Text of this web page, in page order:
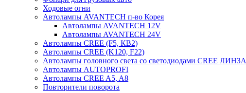
Ходовые огни
Автолампы AVANTECH п-во Корея
Автолампы AVANTECH 12V
Автолампы AVANTECH 24V
Автолампы CREE (F5, КВ2)
Автолампы CREE (K120, F22)
Автолампы головного света со светодиодами CREE ЛИНЗА
Автолампы AUTOPROFI
Автолампы CREE A5, A8
Повторители поворота